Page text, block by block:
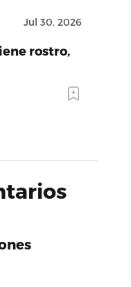
Jul 30, 2026
rostro,